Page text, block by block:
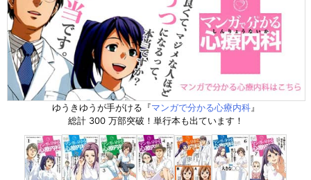
ゆうきゆうが手がける『マンガで分かる心療内科』
総計 300 万部突破！単行本も出ています！